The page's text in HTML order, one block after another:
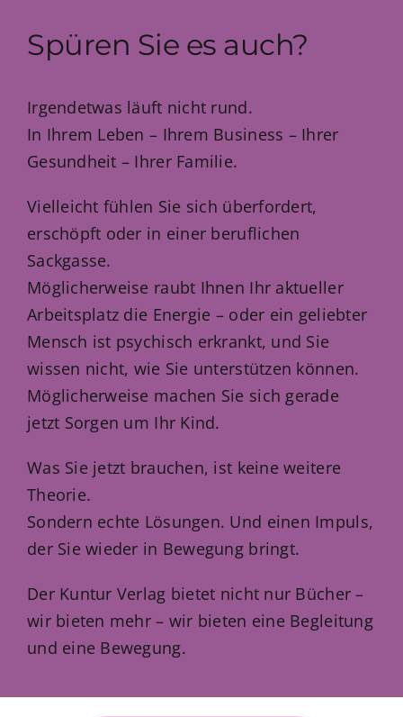
Spüren Sie es auch?
Irgendetwas läuft nicht rund.
In Ihrem Leben – Ihrem Business – Ihrer
Gesundheit – Ihrer Familie.
Vielleicht fühlen Sie sich überfordert,
erschöpft oder in einer beruflichen
Sackgasse.
Möglicherweise raubt Ihnen Ihr aktueller
Arbeitsplatz die Energie – oder ein geliebter
Mensch ist psychisch erkrankt, und Sie
wissen nicht, wie Sie unterstützen können.
Möglicherweise machen Sie sich gerade
jetzt Sorgen um Ihr Kind.
Was Sie jetzt brauchen, ist keine weitere
Theorie.
Sondern echte Lösungen. Und einen Impuls,
der Sie wieder in Bewegung bringt.
Der Kuntur Verlag bietet nicht nur Bücher –
wir bieten mehr – wir bieten eine Begleitung
und eine Bewegung.